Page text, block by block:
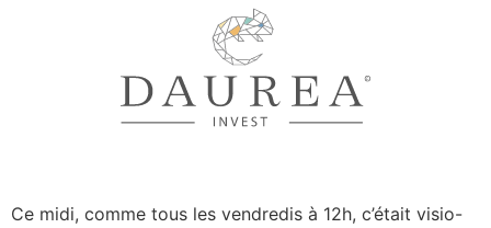
Ce midi, comme tous les vendredis à 12h, c’était visio-